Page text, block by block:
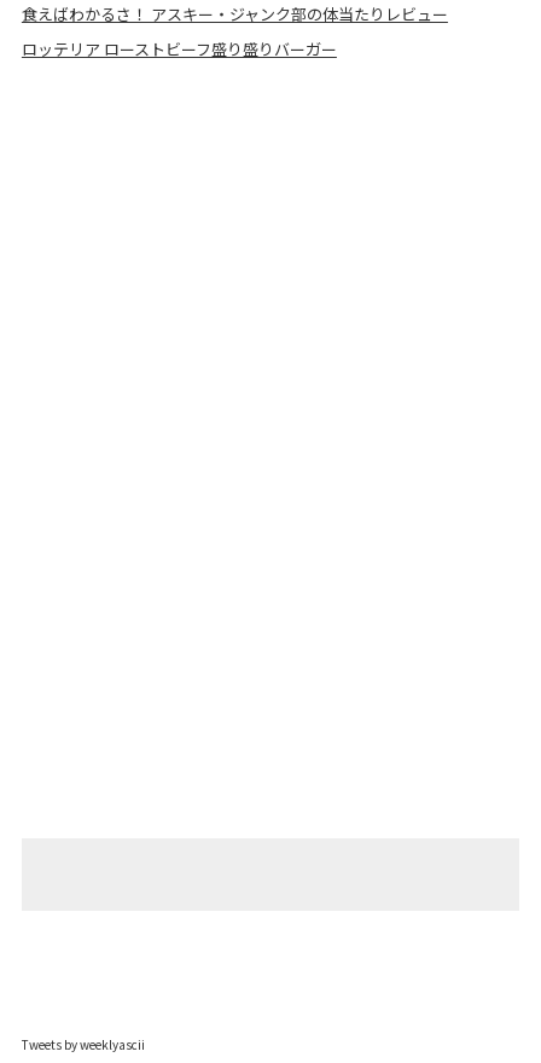
食えばわかるさ！ アスキー・ジャンク部の体当たりレビュー
ロッテリア ローストビーフ盛り盛りバーガー
Tweets by weeklyascii